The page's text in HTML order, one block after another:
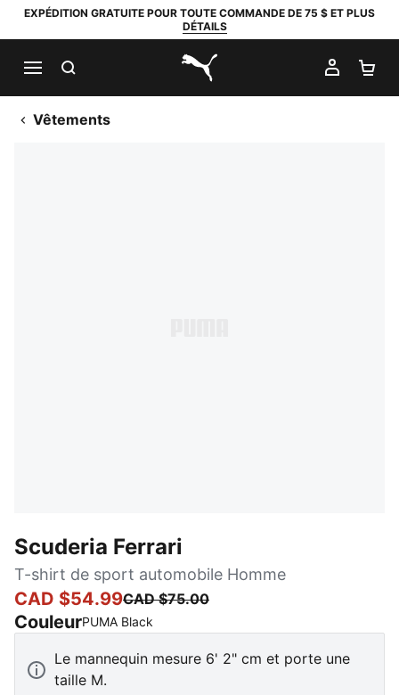
EXPÉDITION GRATUITE POUR TOUTE COMMANDE DE 75 $ ET PLUS
DÉTAILS
PUMA.com
MON
Vêtements
Scuderia Ferrari
T-shirt de sport automobile Homme
CAD $54.99CAD $75.00
CouleurPUMA Black
Le mannequin mesure 6' 2" cm et porte une
taille M.